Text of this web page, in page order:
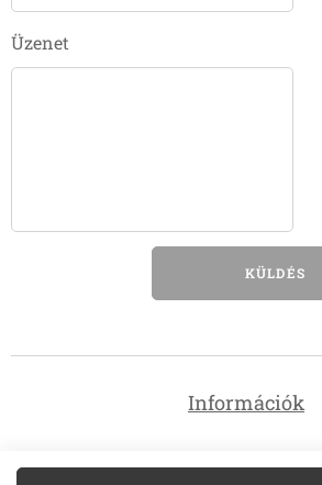
Üzenet
KÜLDÉS
Információk